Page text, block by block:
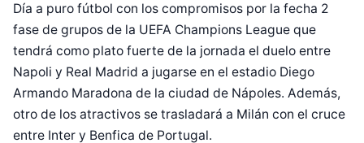
Día a puro fútbol con los compromisos por la fecha 2
fase de grupos de la UEFA Champions League que
tendrá como plato fuerte de la jornada el duelo entre
Napoli y Real Madrid a jugarse en el estadio Diego
Armando Maradona de la ciudad de Nápoles. Además,
otro de los atractivos se trasladará a Milán con el cruce
entre Inter y Benfica de Portugal.